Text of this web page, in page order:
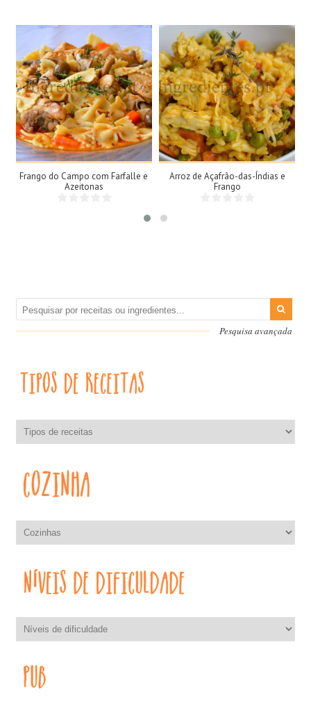
4 Doses
4 Pessoas
60Min
Frango do Campo com Farfalle e
Azeitonas
3 Doses
3 Pessoas
15Min
Arroz de Açafrão-das-Índias e
Frango
Pesquisa avançada